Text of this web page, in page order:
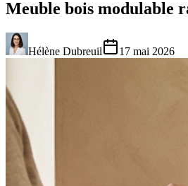
Meuble bois modulable
Hélène Dubreuil 17 mai 2026